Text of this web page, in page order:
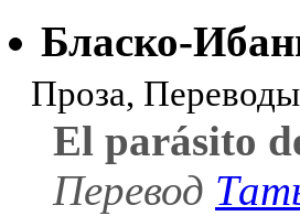
Бласко-
Проза, Переводы
El parásito
Перевод